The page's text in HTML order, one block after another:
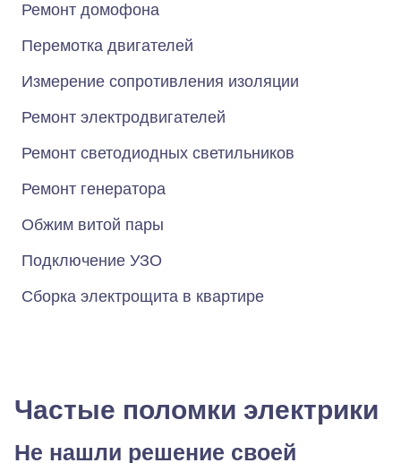
Ремонт домофона
Перемотка двигателей
Измерение сопротивления изоляции
Ремонт электродвигателей
Ремонт светодиодных светильников
Ремонт генератора
Обжим витой пары
Подключение УЗО
Сборка электрощита в квартире
Частые поломки электрики
Не нашли решение своей